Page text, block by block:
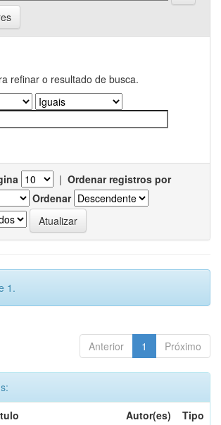
refinar o resultado de busca.
| Ordenar registros por
Ordenar
1.
Anterior 1 Próximo
Autor(es) Tipo